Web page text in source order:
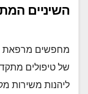
השיניים
מחפשים מרפאת
של טיפולים
ליהנות משירות